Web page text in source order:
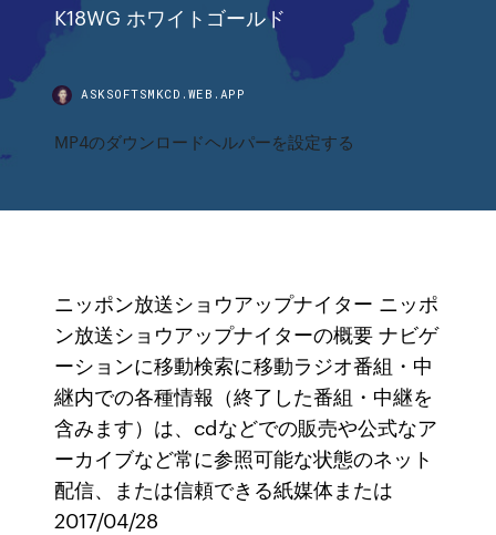
K18WG ホワイトゴールド
ASKSOFTSMKCD.WEB.APP
MP4のダウンロードヘルパーを設定する
ニッポン放送ショウアップナイター ニッポ
ン放送ショウアップナイターの概要 ナビゲ
ーションに移動検索に移動ラジオ番組・中
継内での各種情報（終了した番組・中継を
含みます）は、cdなどでの販売や公式なア
ーカイブなど常に参照可能な状態のネット
配信、または信頼できる紙媒体または
2017/04/28